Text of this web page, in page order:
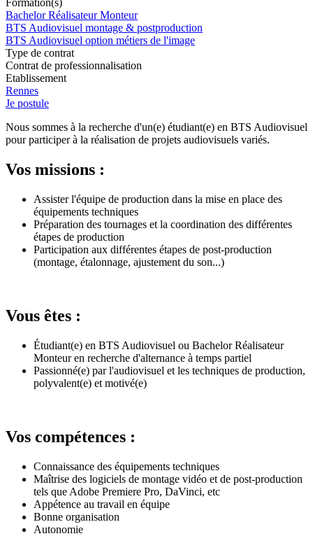
Formation(s)
Bachelor Réalisateur Monteur
BTS Audiovisuel montage & postproduction
BTS Audiovisuel option métiers de l'image
Type de contrat
Contrat de professionnalisation
Etablissement
Rennes
Je postule
Nous sommes à la recherche d'un(e) étudiant(e) en BTS Audiovisuel
pour participer à la réalisation de projets audiovisuels variés.
Vos missions :
Assister l'équipe de production dans la mise en place des
équipements techniques
Préparation des tournages et la coordination des différentes
étapes de production
Participation aux différentes étapes de post-production
(montage, étalonnage, ajustement du son...)
Vous êtes :
Étudiant(e) en BTS Audiovisuel ou Bachelor Réalisateur
Monteur en recherche d'alternance à temps partiel
Passionné(e) par l'audiovisuel et les techniques de production,
polyvalent(e) et motivé(e)
Vos compétences :
Connaissance des équipements techniques
Maîtrise des logiciels de montage vidéo et de post-production
tels que Adobe Premiere Pro, DaVinci, etc
Appétence au travail en équipe
Bonne organisation
Autonomie